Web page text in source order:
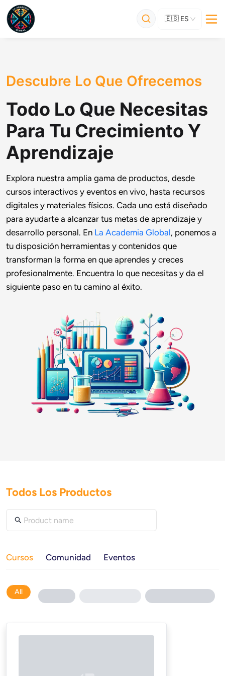
🇪🇸 ES
Descubre Lo Que Ofrecemos
Todo Lo Que Necesitas
Para Tu Crecimiento Y
Aprendizaje
Explora nuestra amplia gama de productos, desde
cursos interactivos y eventos en vivo, hasta recursos
digitales y materiales físicos. Cada uno está diseñado
para ayudarte a alcanzar tus metas de aprendizaje y
desarrollo personal. En La Academia Global, ponemos a
tu disposición herramientas y contenidos que
transforman la forma en que aprendes y creces
profesionalmente. Encuentra lo que necesitas y da el
siguiente paso en tu camino al éxito.
Todos Los Productos
Cursos Comunidad Eventos
All